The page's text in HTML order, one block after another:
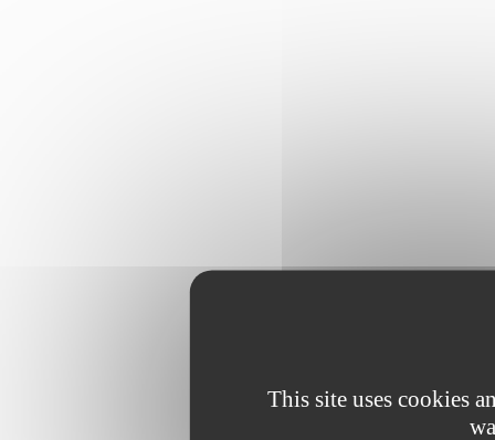
This site uses cookies